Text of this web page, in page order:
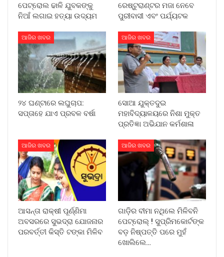
ପେଟ୍ରୋଲ ଢାଳି ଯୁବକଙ୍କୁ
ନିଆଁ ଲଗାଇ ହତ୍ୟା ଉଦ୍ୟମ
ରେଷ୍ଟୁରାଣ୍ଟର ମଜା ନେବେ
ପୁରୀବାସୀ ଏବଂ ପର୍ଯ୍ୟଟକ
ଆଜିର ଖବର
୨୪ ଘଣ୍ଟାରେ ଲଘୁଚାପ:
ସପ୍ତାହେ ଯାଏ ପ୍ରବଳ ବର୍ଷା
ଆଜିର ଖବର
ସୋଆ ଯୁକ୍ତଦୁଇ
ମହାବିଦ୍ୟାଳୟରେ ନିଶା ମୁକ୍ତ
ପ୍ରତିଜ୍ଞା ଅଭିଯାନ କର୍ମଶାଳା
ଆଜିର ଖବର
ଆସନ୍ତା ରାକ୍ଷୀ ପୂର୍ଣ୍ଣିମା
ଅବସରରେ ସୁଭଦ୍ରା ଯୋଜନାର
ପରବର୍ତ୍ତୀ କିସ୍ତି ଟଙ୍କା ମିଳିବ
ଆଜିର ଖବର
ଗାଡ଼ିର ବୀମା ନଥିଲେ ମିଳିବନି
ପେଟ୍ରୋଲ୍ ! ସୁପ୍ରିମକୋର୍ଟଙ୍କ
ବଡ଼ ନିଷ୍ପତ୍ତି ପରେ ମୁହଁ
ଖୋଲିଲେ…